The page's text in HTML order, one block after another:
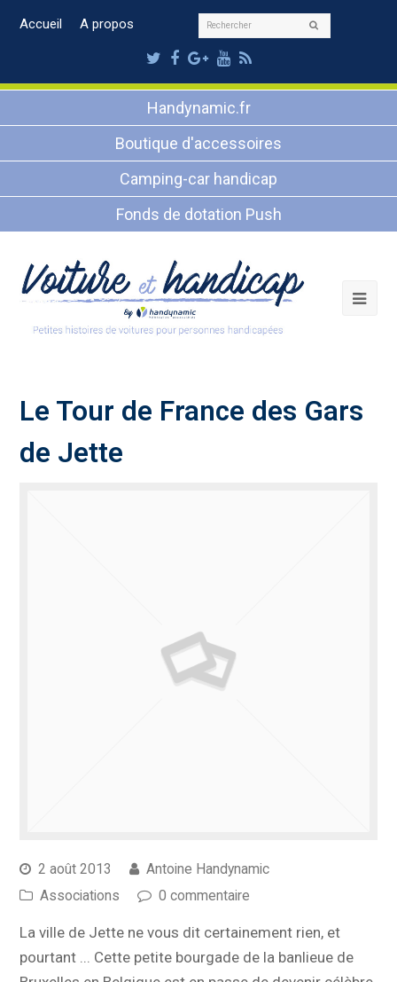
Accueil A propos Rechercher
Twitter
Facebook
Google
Plus
Youtube
RSS
Handynamic.fr
Boutique d'accessoires
Camping-car handicap
Fonds de dotation Push
Le Tour de France des Gars
de Jette
2 août 2013
Antoine Handynamic
Associations
0 commentaire
La ville de Jette ne vous dit certainement rien, et
pourtant ... Cette petite bourgade de la banlieue de